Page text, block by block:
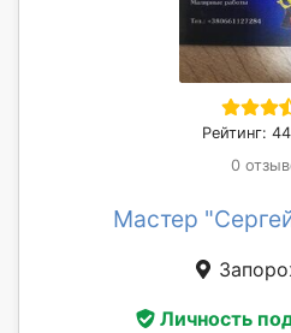
Рейтинг:
0
Мастер
Личность